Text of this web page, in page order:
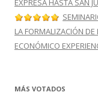
EXPRESA HASTA SAN
LA FORMALIZACIÓN DE
ECONÓMICO
MÁS VOTADOS